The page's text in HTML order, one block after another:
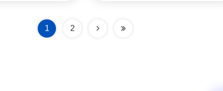
1 2